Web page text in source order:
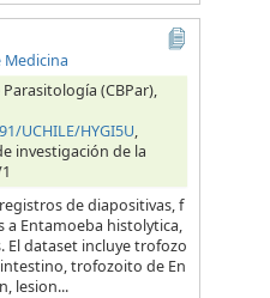
Medicina
(CBPar),
UCHILE/HYGI5U,
investigación de la
de diapositivas, f
a Entamoeba histolytica,
El dataset incluye trofozo
trofozoito de En
lesion...